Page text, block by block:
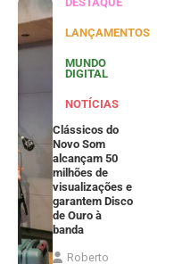
LANÇAMENTOS
MUNDO
DIGITAL
NOTÍCIAS
Clássicos do
Novo Som
alcançam 50
milhões de
visualizações e
garantem Disco
de Ouro à
banda
Roberto